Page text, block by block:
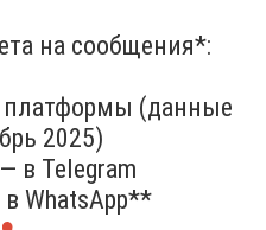
на сообщения*:
платформы (данные
2025)
в Telegram
WhatsApp**